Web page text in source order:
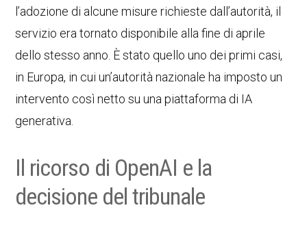
l’adozione di alcune misure richieste dall’autorità, il
servizio era tornato disponibile alla fine di aprile
dello stesso anno. È stato quello uno dei primi casi,
in Europa, in cui un’autorità nazionale ha imposto un
intervento così netto su una piattaforma di IA
generativa.
Il ricorso di OpenAI e la
decisione del tribunale